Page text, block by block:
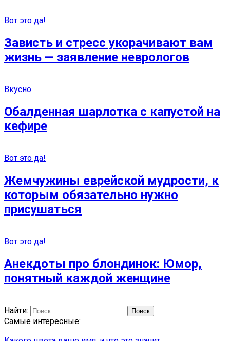
Вот это да!
Зависть и стресс укорачивают вам
жизнь — заявление неврологов
Вкусно
Обалденная шарлотка с капустой на
кефире
Вот это да!
Жемчужины еврейской мудрости, к
которым обязательно нужно
присушаться
Вот это да!
Анекдоты про блондинок: Юмор,
понятный каждой женщине
Найти:
Самые интересные: